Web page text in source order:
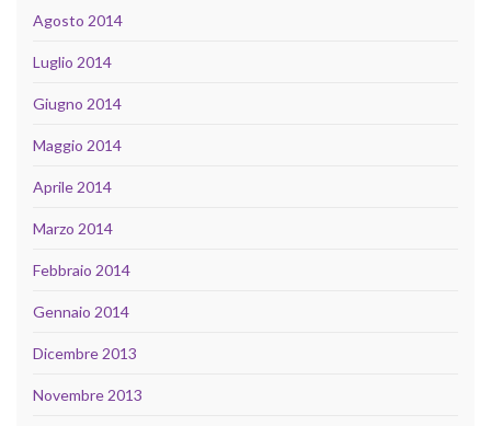
Agosto 2014
Luglio 2014
Giugno 2014
Maggio 2014
Aprile 2014
Marzo 2014
Febbraio 2014
Gennaio 2014
Dicembre 2013
Novembre 2013